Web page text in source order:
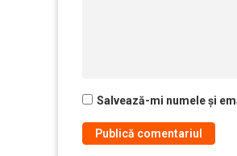
Salvează-mi numele și